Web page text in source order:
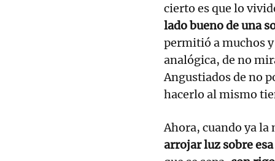
cierto es que lo
lado bueno de una
permitió a muchos
analógica, de no
Angustiados de no
hacerlo al mismo
Ahora, cuando ya
arrojar luz sobre